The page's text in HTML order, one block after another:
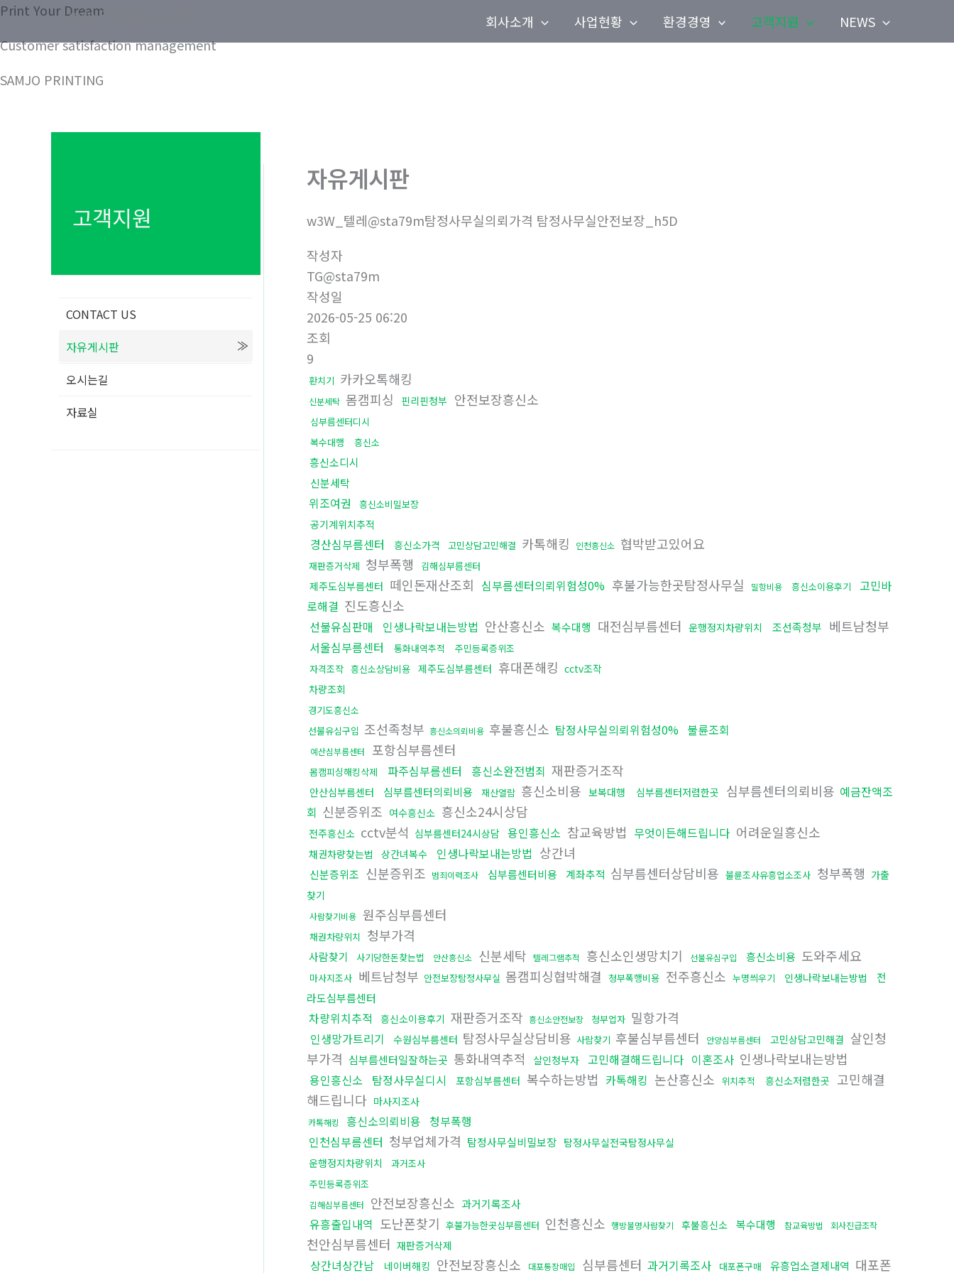
콘
츠
건
Samjo Printing Co. LTD. 회사소개 사업현황 환경경영 고객지원 NEWS
Print Your Dream
Customer satisfaction management
SAMJO PRINTING
고객지원
CONTACT US
자유게시판
오시는길
자료실
자유게시판
w3W_텔레@sta79m탐정사무실의뢰가격 탐정사무실안전보장_h5D
작성자
TG@sta79m
작성일
2026-05-25 06:20
조회
9
환치기 카카오톡해킹
신분세탁 몸캠피싱 핀리핀청부 안전보장흥신소
심부름센터디시
복수대행
흥신소
흥신소디시
신분세탁
위조여권 흥신소비밀보장
공기계위치추적
경산심부름센터 흥신소가격 고민상담고민해결 카톡해킹 인천흥신소 협박받고있어요
재판증거삭제 청부폭행 김해심부름센터
제주도심부름센터 떼인돈재산조회 심부름센터의뢰위험성0% 후불가능한곳탐정사무실 밀항비용 흥신소이용후기
고민바
로해결 진도흥신소
선불유심판매 인생나락보내는방법 안산흥신소 복수대행 대전심부름센터 운행정지차량위치 조선족청부 베트남청부
서울심부름센터 통화내역추적
주민등록증위조
자격조작 흥신소상담비용 제주도심부름센터 휴대폰해킹 cctv조작
차량조회
경기도흥신소
선불유심구입 조선족청부 흥신소의뢰비용 후불흥신소 탐정사무실의뢰위험성0% 불륜조회
예산심부름센터 포항심부름센터
몸캠피싱해킹삭제 파주심부름센터 흥신소완전범죄 재판증거조작
안산심부름센터 심부름센터의뢰비용 재산열람 흥신소비용 보복대행 심부름센터저렴한곳 심부름센터의뢰비용 예금잔액조
회 신분증위조 여수흥신소 흥신소24시상담
전주흥신소 cctv분석 심부름센터24시상담 용인흥신소 참교육방법 무엇이든해드립니다 어려운일흥신소
채권차량찾는법 상간녀복수 인생나락보내는방법 상간녀
신분증위조 신분증위조 범죄이력조사 심부름센터비용 계좌추적 심부름센터상담비용 불륜조사유흥업소조사 청부폭행 가출
찾기
사람찾기비용 원주심부름센터
채권차량위치 청부가격
사람찾기 사기당한돈찾는법 안산흥신소 신분세탁 텔레그램추적 흥신소인생망치기 선불유심구입 흥신소비용 도와주세요
마사지조사 베트남청부 안전보장탐정사무실 몸캠피싱협박해결 청부폭행비용 전주흥신소 누명씌우기 인생나락보내는방법
전
라도심부름센터
차량위치추적 흥신소이용후기 재판증거조작 흥신소안전보장 청부업자 밀항가격
인생망가트리기 수원심부름센터 탐정사무실상담비용 사람찾기 후불심부름센터 안양심부름센터 고민상담고민해결 살인청
부가격 심부름센터일잘하는곳 통화내역추적 살인청부자 고민해결해드립니다 이혼조사 인생나락보내는방법
용인흥신소 탐정사무실디시 포항심부름센터 복수하는방법 카톡해킹 논산흥신소 위치추적 흥신소저렴한곳 고민해결
해드립니다 마사지조사
카톡해킹 흥신소의뢰비용 청부폭행
인천심부름센터 청부업체가격 탐정사무실비밀보장 탐정사무실전국탐정사무실
운행정지차량위치
과거조사
주민등록증위조
김해심부름센터 안전보장흥신소 과거기록조사
유흥출입내역 도난폰찾기 후불가능한곳심부름센터 인천흥신소 행방불명사람찾기 후불흥신소 복수대행 참교육방법 회사진급조작
천안심부름센터 재판증거삭제
상간녀상간남 네이버해킹 안전보장흥신소 대포통장매입 심부름센터 과거기록조사 대포폰구매 유흥업소결제내역 대포폰